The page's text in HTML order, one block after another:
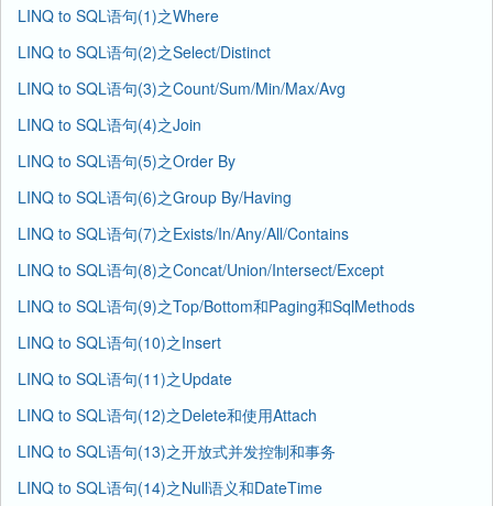
LINQ to SQL语句(1)之Where
LINQ to SQL语句(2)之Select/Distinct
LINQ to SQL语句(3)之Count/Sum/Min/Max/Avg
LINQ to SQL语句(4)之Join
LINQ to SQL语句(5)之Order By
LINQ to SQL语句(6)之Group By/Having
LINQ to SQL语句(7)之Exists/In/Any/All/Contains
LINQ to SQL语句(8)之Concat/Union/Intersect/Except
LINQ to SQL语句(9)之Top/Bottom和Paging和SqlMethods
LINQ to SQL语句(10)之Insert
LINQ to SQL语句(11)之Update
LINQ to SQL语句(12)之Delete和使用Attach
LINQ to SQL语句(13)之开放式并发控制和事务
LINQ to SQL语句(14)之Null语义和DateTime